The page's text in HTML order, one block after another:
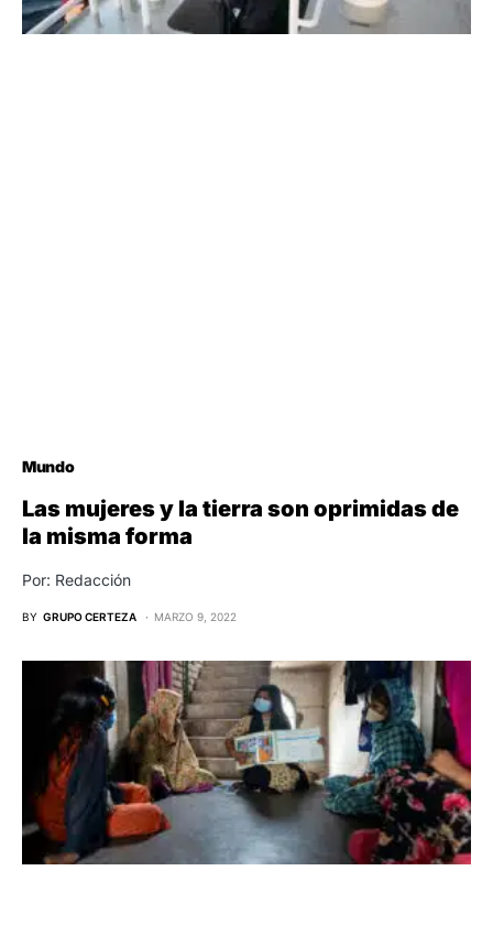
Mundo
Las mujeres y la tierra son oprimidas de
la misma forma
Por: Redacción
BY GRUPO CERTEZA MARZO 9, 2022